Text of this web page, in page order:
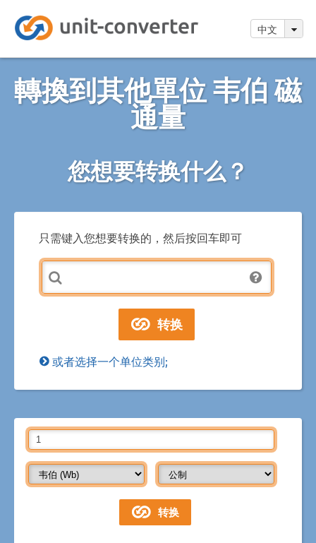
中文
轉換到其他單位 韦伯 磁
通量
您想要转换什么？
只需键入您想要转换的，然后按回车即可
或者选择一个单位类别;